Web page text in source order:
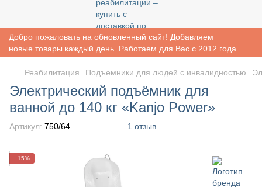
Добро пожаловать на обновленный сайт! Добавляем
новые товары каждый день. Работаем для Вас с 2012 года.
Реабилитация Подъемники для людей с инвалидностью
Электрический подъёмник для
ванной до 140 кг «Kanjo Power»
Артикул: 750/64 1 отзыв
−15%